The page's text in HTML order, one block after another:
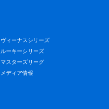
ヴィーナスシリーズ
ルーキーシリーズ
マスターズリーグ
メディア情報